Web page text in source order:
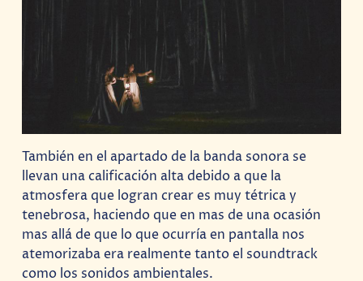
También en el apartado de la banda sonora se
llevan una calificación alta debido a que la
atmosfera que logran crear es muy tétrica y
tenebrosa, haciendo que en mas de una ocasión
mas allá de que lo que ocurría en pantalla nos
atemorizaba era realmente tanto el soundtrack
como los sonidos ambientales.